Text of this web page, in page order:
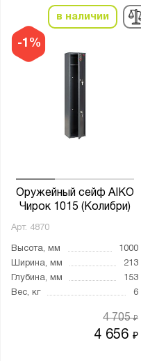
-1%
в наличии
Оружейный сейф AIKO
Чирок 1015 (Колибри)
Арт. 4870
Высота, мм
1000
Ширина, мм
213
Глубина, мм
153
Вес, кг
6
4 656₽
4 705₽
Высота, мм:
от
от до
Класс
0 класс
S1 класс